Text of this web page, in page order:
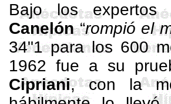
Bajo los
Canelón“rompió el
34"1 para los 600
1962 fue a su
Cipriani, con la